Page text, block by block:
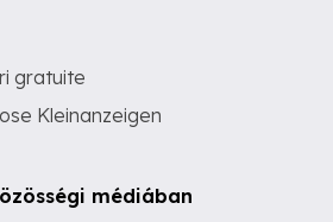
gratuite
Kleinanzeigen
médiában